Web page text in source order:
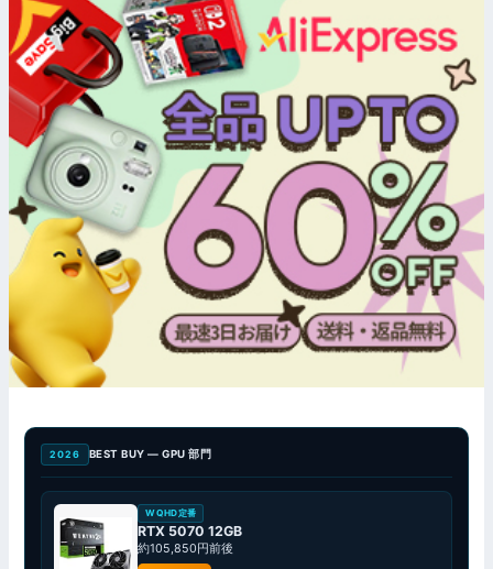
2026 BEST BUY — GPU 部門
WQHD定番
RTX 5070 12GB
約105,850円前後